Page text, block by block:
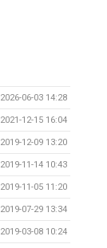
2026-06-03 14:28
2021-12-15 16:04
2019-12-09 13:20
2019-11-14 10:43
2019-11-05 11:20
2019-07-29 13:34
2019-03-08 10:24